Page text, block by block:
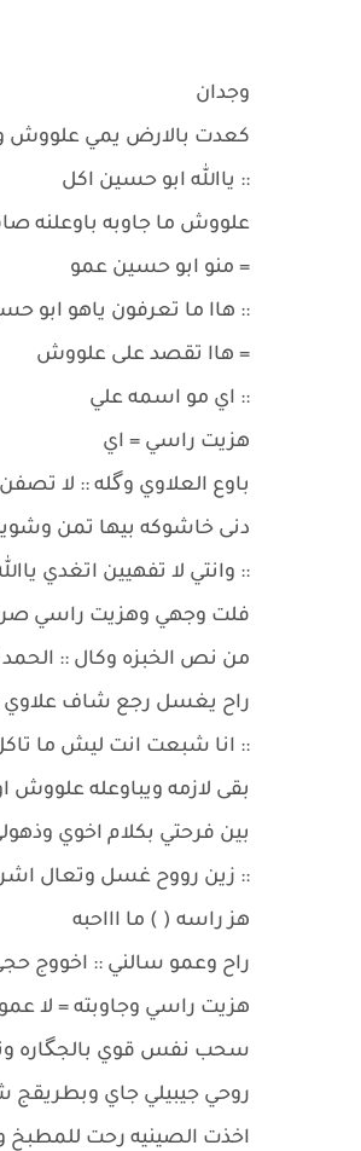
وجدان
كعدت بالارض يمي علووش
:: ياالله ابو حسين اكل
علووش ما جاوبه باوعلنه
= منو ابو حسين عمو
:: هاا ما تعرفون ياهو ابو
= هاا تقصد على علووش
:: اي مو اسمه علي
هزيت راسي = اي
باوع العلاوي وگله :: لا
دنى خاشوكه بيها تمن
:: وانتي لا تفهيين اتغدي
فلت وجهي وهزيت راسي صرت
من نص الخبزه وكال :: الحمد
راح يغسل رجع شاف علاوي
:: انا شبعت انت ليش ما
بقى لازمه ويباوعله
بين فرحتي بكلام اخوي
:: زين رووح غسل وتعال
هز راسه ( ) ما اااحبه
راح وعمو سالني :: اخووج
هزيت راسي وجاوبته = لا
سحب نفس قوي بالجگاره
روحي جيبيلي جاي وبطريقج
اخذت الصينيه رحت للمطبخ